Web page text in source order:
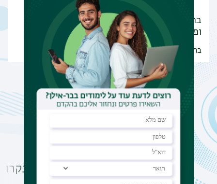
ברכות חמות למרצותינו, ד"ר מיכל שוסטר
ופולינה…
ברכות חמות למרצותינו!
הודעות
ברכות לדוקטוריות